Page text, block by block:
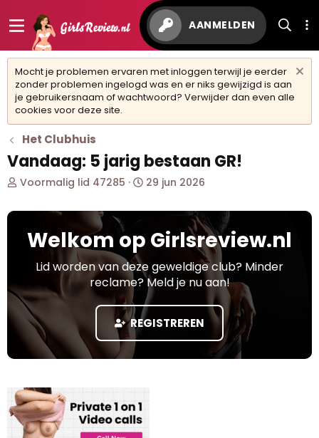
AANMELDEN
Mocht je problemen ervaren met inloggen terwijl je eerder
zonder problemen ingelogd was en er niks gewijzigd is aan
je gebruikersnaam of wachtwoord? Verwijder dan even alle
cookies voor deze site.
Het Clubhuis
Vandaag: 5 jarig bestaan GR!
O
d
p
s
t
r
Voormalig lid 47285
S
a
a
t
u
m
29 jun 2026
Welkom op Girlsreview.nl
Lid worden van deze geweldige club? Minder
reclame? Meld je nu aan!
REGISTREREN